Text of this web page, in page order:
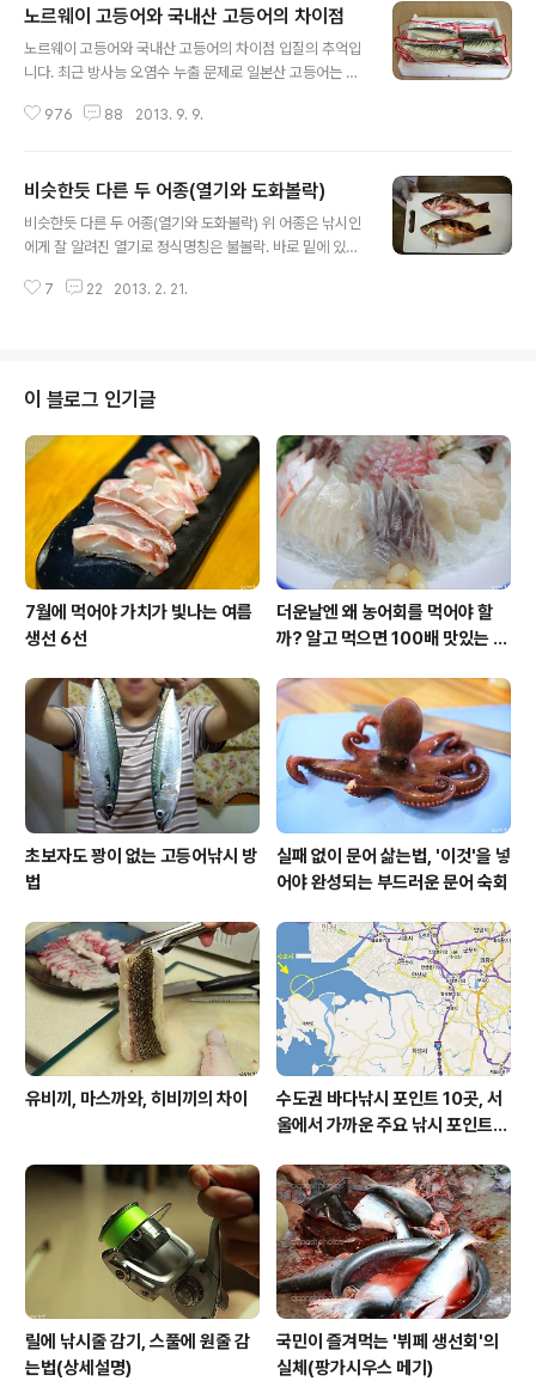
노르웨이 고등어와 국내산 고등어의 차이점
노르웨이 고등어와 국내산 고등어의 차이점 입질의 추억입
니다. 최근 방사능 오염수 누출 문제로 일본산 고등어는 물
니다. - 국내산 고등어는 방사능으로부터 안전할까? - 일본
앞서 오늘은 노르웨이산 고등어와 국내산 고등어의 차이점
에 대해 먼저 알아보겠습니다. 확실한 것은 요즘 마트 수산
물 코너가 썰렁하고 국내 수산물 판매량도 현저히 줄었다
니다. 지금까지는 국내산 참고등어, 안동 간고등어와 같은
976 88 2013. 9. 9.
비슷한듯 다른 두 어종(열기와 도화볼락)
비슷한듯 다른 두 어종(열기와 도화볼락) 위 어종은 낚시인
에게 잘 알려진 열기로 정식명칭은 불볼락. 바로 밑에 있는
비슷해 열기 낚시에서 1/50 확률로 혼획되고 있습니다. 열
생겼음 우리가 잘 알고 있는 열기. 하지만 열기도 대중적인
생선은 아니라는 것. ^^ 주변 사람들에게 "열기라는 생선을
아세요?"라고 물어보면 "무슨 열기?" "어떤 열기?" "열기
가 생선이름이오?"등등의 반응을 보입니다. 십중 팔구는
모르는 생선이지요. 불볼락이라 하면 더 못알아듣고.. ^^ 도
화볼락은 이렇게 생겼다..
7 22 2013. 2. 21.
이 블로그 인기글
7월에 먹어야 가치가 빛나는 여름
생선 6선
더운날엔 왜 농어회를 먹어야 할
까? 알고 먹으면 100배 맛있는 농
초보자도 꽝이 없는 고등어낚시 방
법
실패 없이 문어 삶는법, '이것'을 넣
어야 완성되는 부드러운 문어 숙회
유비끼, 마스까와, 히비끼의 차이
수도권 바다낚시 포인트 10곳, 서
울에서 가까운 주요 낚시 포인트
릴에 낚시줄 감기, 스풀에 원줄 감
는법(상세설명)
국민이 즐겨먹는 '뷔페 생선회'의
실체(팡가시우스 메기)